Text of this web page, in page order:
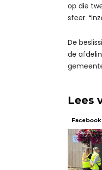
op die
sfeer.
De
de
Lees
Facebook